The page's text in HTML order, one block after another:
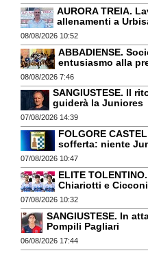
AURORA TREIA.
allenamenti a
08/08/2026 10:52
ABBADIENSE.
entusiasmo alla
08/08/2026 7:46
SANGIUSTESE. Il
guiderà la Juniores
07/08/2026 14:39
FOLGORE
sofferta: niente
07/08/2026 10:47
ELITE
Chiariotti e Cicconi
07/08/2026 10:32
SANGIUSTESE. In
Pompili Pagliari
06/08/2026 17:44